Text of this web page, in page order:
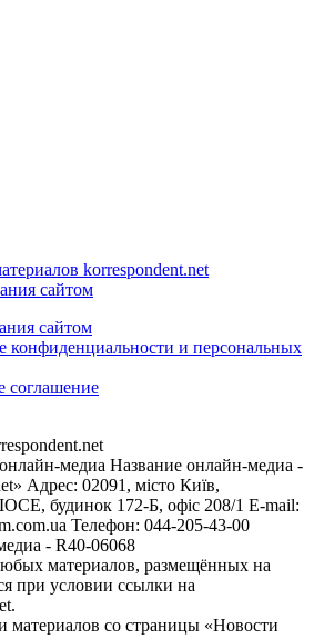
korrespondent.net
сайтом
сайтом
конфиденциальности и персональных
соглашение
медиа Название онлайн-медиа -
Адрес: 02091, місто Київ,
будинок 172-Б, офіс 208/1 E-mail:
Телефон: 044-205-43-00
- R40-06068
материалов, размещённых на
при условии ссылки на
материалов со страницы «Новости